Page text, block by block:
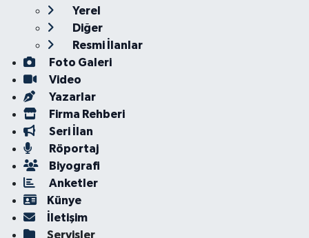
Yerel
Diğer
Resmi İlanlar
Foto Galeri
Video
Yazarlar
Firma Rehberi
Seri İlan
Röportaj
Biyografi
Anketler
Künye
İletişim
Servisler